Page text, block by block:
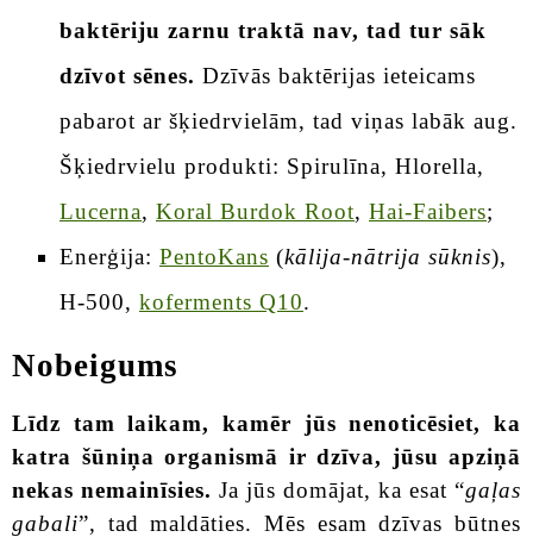
baktēriju zarnu traktā nav, tad tur sāk
dzīvot sēnes. Dzīvās baktērijas ieteicams
pabarot ar šķiedrvielām, tad viņas labāk aug.
Šķiedrvielu produkti: Spirulīna, Hlorella,
Lucerna, Koral Burdok Root, Hai-Faibers;
Enerģija: PentoKans (kālija-nātrija sūknis),
H-500, koferments Q10.
Nobeigums
Līdz tam laikam, kamēr jūs nenoticēsiet, ka
katra šūniņa organismā ir dzīva, jūsu apziņā
nekas nemainīsies. Ja jūs domājat, ka esat “gaļas
gabali”, tad maldāties. Mēs esam dzīvas būtnes